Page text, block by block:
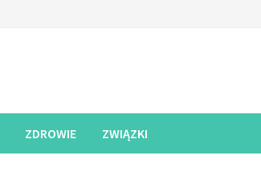
ZDROWIE ZWIĄZKI